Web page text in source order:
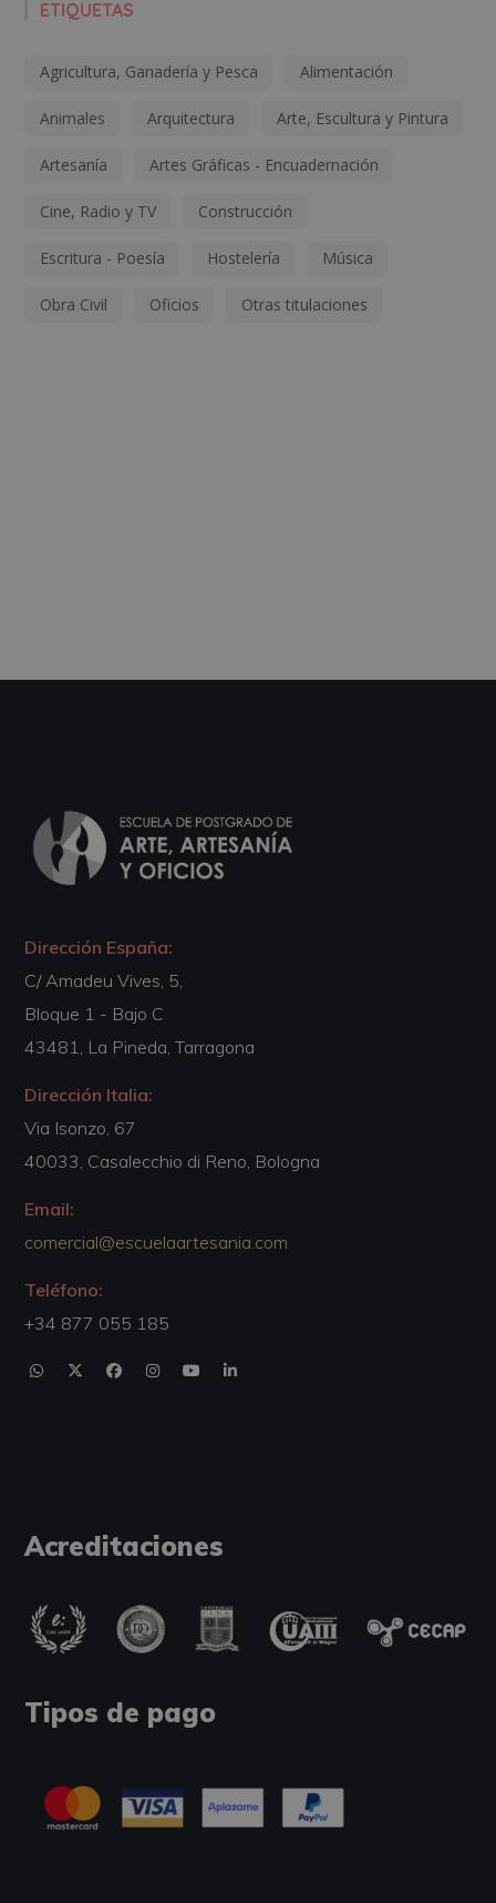
ETIQUETAS
Agricultura, Ganadería y Pesca Alimentación
Animales Arquitectura Arte, Escultura y Pintura
Artesanía Artes Gráficas - Encuadernación
Cine, Radio y TV Construcción
Escritura - Poesía Hostelería Música
Obra Civil Oficios Otras titulaciones
Dirección España:
C/ Amadeu Vives, 5,
Bloque 1 - Bajo C
43481, La Pineda, Tarragona
Dirección Italia:
Via Isonzo, 67
40033, Casalecchio di Reno, Bologna
Email:
comercial@escuelaartesania.com
Teléfono:
+34 877 055 185
Acreditaciones
Tipos de pago